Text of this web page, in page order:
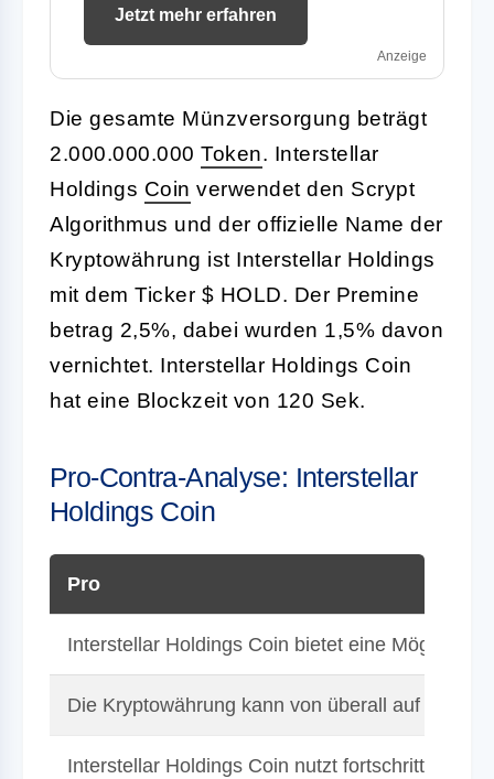
Jetzt mehr erfahren
Anzeige
Die gesamte Münzversorgung beträgt
2.000.000.000 Token. Interstellar
Holdings Coin verwendet den Scrypt
Algorithmus und der offizielle Name der
Kryptowährung ist Interstellar Holdings
mit dem Ticker $ HOLD. Der Premine
betrag 2,5%, dabei wurden 1,5% davon
vernichtet. Interstellar Holdings Coin
hat eine Blockzeit von 120 Sek.
Pro-Contra-Analyse: Interstellar
Holdings Coin
Pro
Interstellar Holdings Coin bietet eine
Die Kryptowährung kann von überall auf der
Interstellar Holdings Coin nutzt fortschrittliche